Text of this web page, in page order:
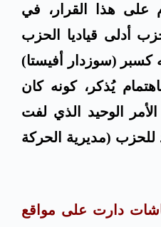
هذا القرار، في
أدلى قياديا الحزب
(سوزدار أفيستا)
يُذكر، كونه كان
الوحيد الذي لفت
للحزب (مديرية الحركة
دارت على مواقع